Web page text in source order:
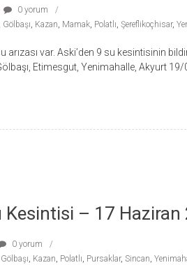
0 yorum
Gölbaşı, Kazan, Mamak, Polatlı, Şereflikoçhisar,
arızası var. Aski’den 9 su kesintisinin
Etimesgut, Yenimahalle, Akyurt
Kesintisi – 17
0 yorum
Gölbaşı, Kazan, Polatlı, Pursaklar, Sincan,